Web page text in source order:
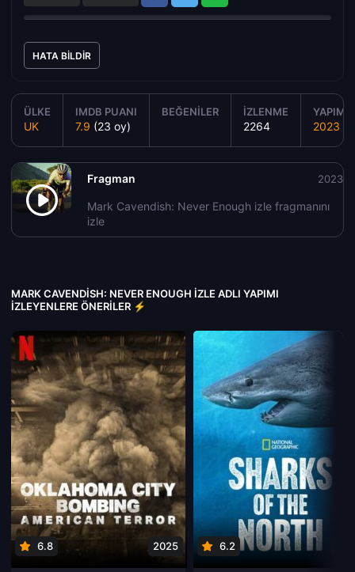
HATA BILDIR
ÜLKE
UK
IMDB PUANI
7.9 (23 oy)
BEĞENILER İZLENME
2264
YAPIM
2023
Fragman
Mark Cavendish: Never Enough izle fragmanını
izle
2023
MARK CAVENDISH: NEVER ENOUGH IZLE ADLI YAPIMI
İZLEYENLERE ÖNERILER ⚡
6.8 2025 6.2